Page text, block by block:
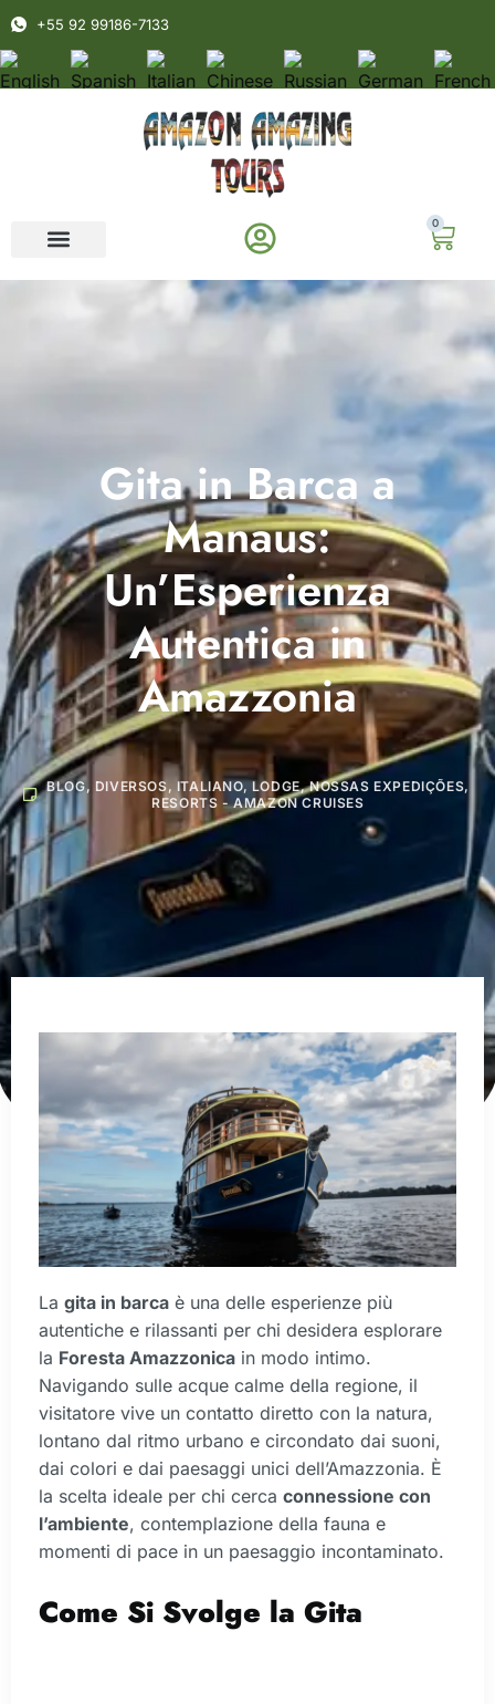
+55 92 99186-7133
0
Gita in Barca a
Manaus:
Un’Esperienza
Autentica in
Amazzonia
BLOG, DIVERSOS, ITALIANO,LODGE,NOSSAS EXPEDIÇÕES,
RESORTS - AMAZON CRUISES
La gita in barca è una delle esperienze più
autentiche e rilassanti per chi desidera esplorare
la Foresta Amazzonica in modo intimo.
Navigando sulle acque calme della regione, il
visitatore vive un contatto diretto con la natura,
lontano dal ritmo urbano e circondato dai suoni,
dai colori e dai paesaggi unici dell’Amazzonia. È
la scelta ideale per chi cerca connessione con
l’ambiente, contemplazione della fauna e
momenti di pace in un paesaggio incontaminato.
Come Si Svolge la Gita